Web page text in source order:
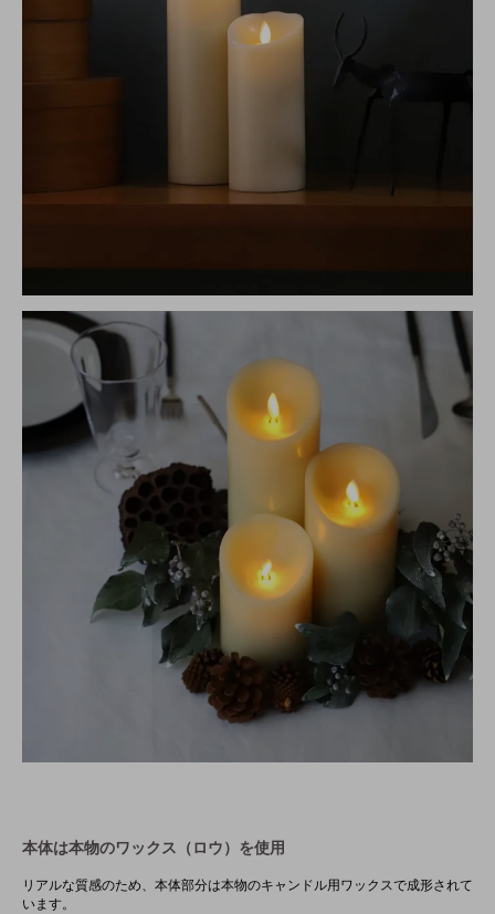
本体は本物のワックス（ロウ）を使用
リアルな質感のため、本体部分は本物のキャンドル用ワックスで成形されて
います。